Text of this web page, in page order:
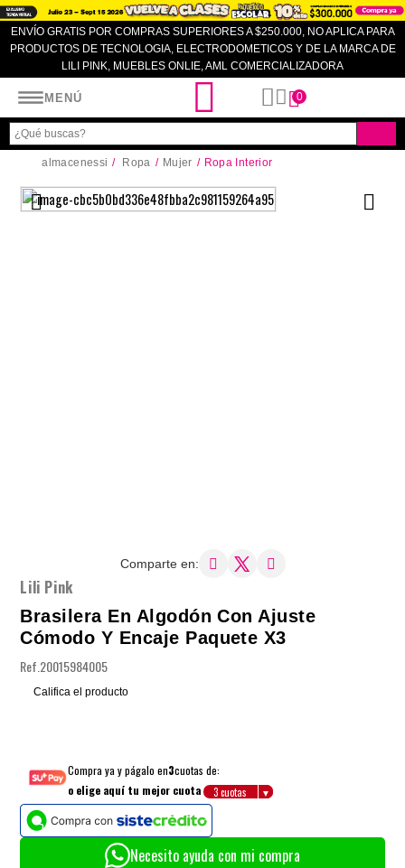
ENVÍO GRATIS POR COMPRAS SUPERIORES A $250.000, NO APLICA PARA
PRODUCTOS DE TECNOLOGIA, ELECTRODOMETICOS Y DE LA MARCA DE
LILI PINK, MUEBLES ONLIE, AML COMERCIALIZADORA
MENÚ
Almacenes SI
0
almacenessi Ropa Mujer Ropa Interior
Comparte en:
Lili Pink
Brasilera En Algodón Con Ajuste
Cómodo Y Encaje Paquete X3
Ref. 20015984005
Califica el producto
Compra ya y págalo en3cuotas de:
o elige aquí tu mejor cuota
Necesito ayuda con mi compra